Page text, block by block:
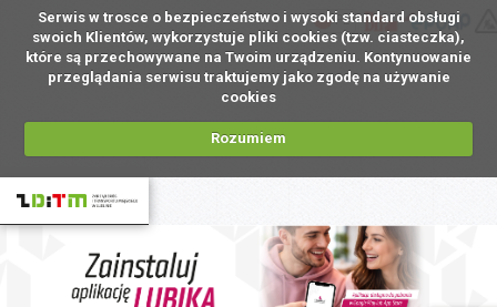
Serwis w trosce o bezpieczeństwo i wysoki standard obsługi
swoich Klientów, wykorzystuje pliki cookies (tzw. ciasteczka),
które są przechowywane na Twoim urządzeniu. Kontynuowanie
przeglądania serwisu traktujemy jako zgodę na używanie
cookies
Rozumiem
PL